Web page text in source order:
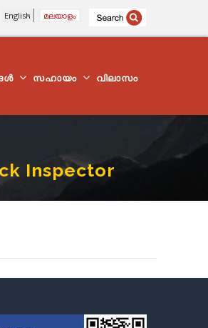
English മലയാളം
സഹായം വിലാസം
Inspector